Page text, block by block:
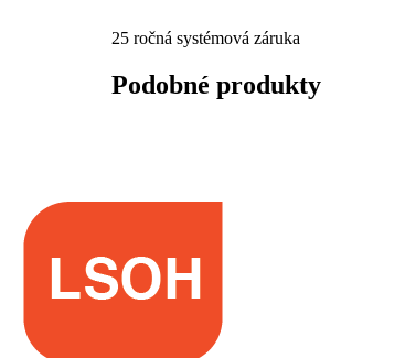
25 ročná systémová záruka
Podobné produkty